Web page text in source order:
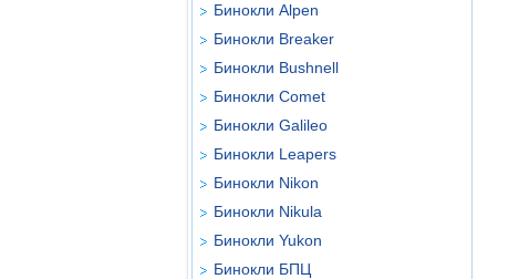
Бинокли Alpen
Бинокли Breaker
Бинокли Bushnell
Бинокли Comet
Бинокли Galileo
Бинокли Leapers
Бинокли Nikon
Бинокли Nikula
Бинокли Yukon
Бинокли БПЦ